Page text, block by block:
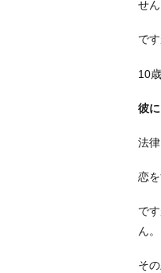
せん
で
10
彼
法
恋
で
ん。
そ